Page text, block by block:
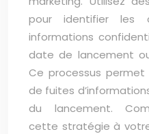
pour identifier les
informations
date de lancement
Ce processus
de fuites
du lancement.
cette stratégie à